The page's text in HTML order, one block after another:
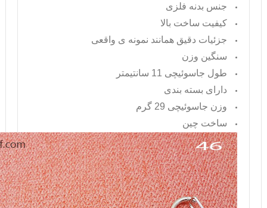
جنس بدنه فلزی
کیفیت ساخت بالا
جزئیات دقیق همانند نمونه ی واقعی
سنگین وزن
طول جاسوئیچی 11 سانتیمتر
دارای بسته بندی
وزن جاسوئیچی 29 گرم
ساخت چین